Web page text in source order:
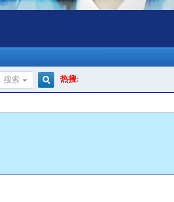
搜索 热搜: